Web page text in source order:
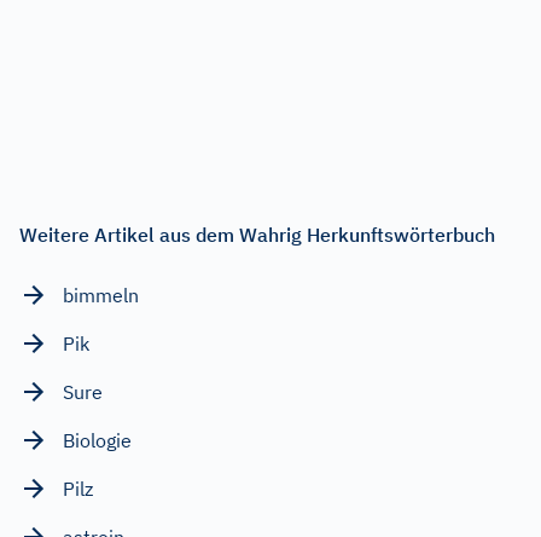
Weitere Artikel aus dem Wahrig Herkunftswörterbuch
bimmeln
Pik
Sure
Biologie
Pilz